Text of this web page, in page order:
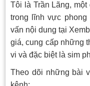
Tôi là Trần Lãng,
trong lĩnh vực
vấn nội dung tại
giá, cung cấp những
vi và đặc biệt là sim
Theo dõi những bài